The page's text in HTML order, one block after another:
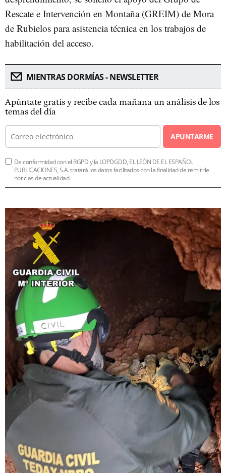
Rescate e Intervención en Montaña (GREIM) de Mora
de Rubielos para asistencia técnica en los trabajos de
habilitación del acceso.
MIENTRAS DORMÍAS - NEWSLETTER
Apúntate gratis y recibe cada mañana un análisis de los
temas del día
APUNTARME
De conformidad con el RGPD y la LOPDGDD, EL LEÓN DE EL ESPAÑOL
PUBLICACIONES, S.A. tratará los datos facilitados con la finalidad de remitirle
noticias de actualidad.